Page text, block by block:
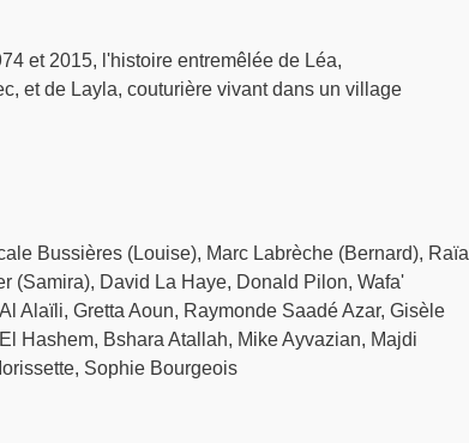
et 2015, l'histoire entremêlée de Léa,
et de Layla, couturière vivant dans un village
Bussières (Louise), Marc Labrèche (Bernard), Raïa
(Samira), David La Haye, Donald Pilon, Wafa'
Alaïli, Gretta Aoun, Raymonde Saadé Azar, Gisèle
Hashem, Bshara Atallah, Mike Ayvazian, Majdi
Sophie Bourgeois